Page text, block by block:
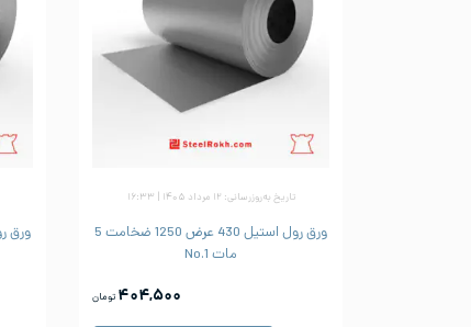
تاریخ به‌روزرسانی: ۱۲ مرداد ۱۴۰۵ | ۱۶:۳۳
ورق رول استیل 430 عرض 1250 ضخامت 5
مات No.1
۴۰۴,۵۰۰ تومان